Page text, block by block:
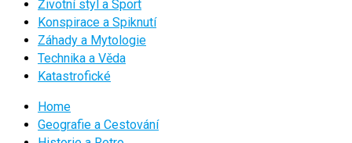
Životní styl a Sport
Konspirace a Spiknutí
Záhady a Mytologie
Technika a Věda
Katastrofické
Home
Geografie a Cestování